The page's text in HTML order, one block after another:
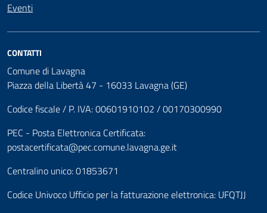
Eventi
CONTATTI
Comune di Lavagna
Piazza della Libertà 47 - 16033 Lavagna (GE)
Codice fiscale / P. IVA: 00601910102 / 00170300990
PEC - Posta Elettronica Certificata:
postacertificata@pec.comune.lavagna.ge.it
Centralino unico: 01853671
Codice Univoco Ufficio per la fatturazione elettronica: UFQTJJ